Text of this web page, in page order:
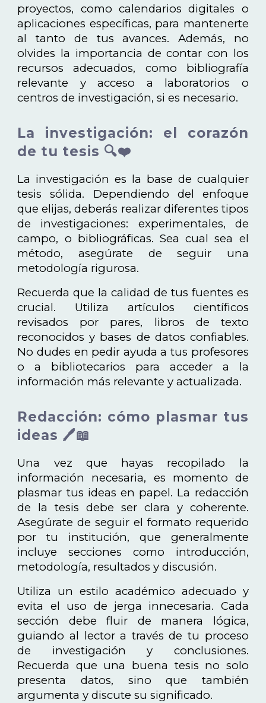
proyectos, como calendarios digitales o
aplicaciones específicas, para mantenerte
al tanto de tus avances. Además, no
olvides la importancia de contar con los
recursos adecuados, como bibliografía
relevante y acceso a laboratorios o
centros de investigación, si es necesario.
La investigación: el corazón
de tu tesis 🔍❤️
La investigación es la base de cualquier
tesis sólida. Dependiendo del enfoque
que elijas, deberás realizar diferentes tipos
de investigaciones: experimentales, de
campo, o bibliográficas. Sea cual sea el
método, asegúrate de seguir una
metodología rigurosa.
Recuerda que la calidad de tus fuentes es
crucial. Utiliza artículos científicos
revisados por pares, libros de texto
reconocidos y bases de datos confiables.
No dudes en pedir ayuda a tus profesores
o a bibliotecarios para acceder a la
información más relevante y actualizada.
Redacción: cómo plasmar tus
ideas 🖊️📖
Una vez que hayas recopilado la
información necesaria, es momento de
plasmar tus ideas en papel. La redacción
de la tesis debe ser clara y coherente.
Asegúrate de seguir el formato requerido
por tu institución, que generalmente
incluye secciones como introducción,
metodología, resultados y discusión.
Utiliza un estilo académico adecuado y
evita el uso de jerga innecesaria. Cada
sección debe fluir de manera lógica,
guiando al lector a través de tu proceso
de investigación y conclusiones.
Recuerda que una buena tesis no solo
presenta datos, sino que también
argumenta y discute su significado.